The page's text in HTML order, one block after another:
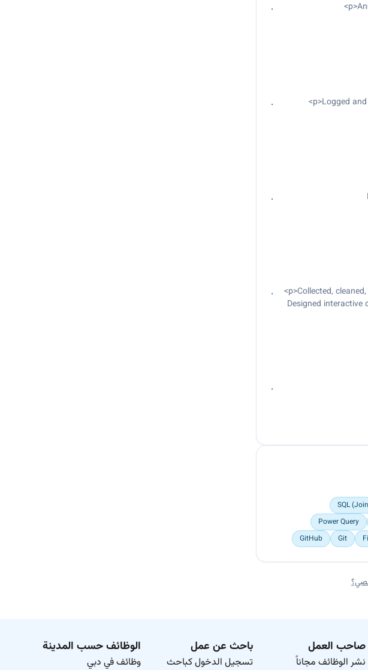
Designed
SQL
Power Query
Git
GitHub
صاحب العمل
نشر الوظائف مجاناً
باحث عن عمل
تسجيل الدخول كباحث
الوظائف حسب المدينة
وظائف في دبي